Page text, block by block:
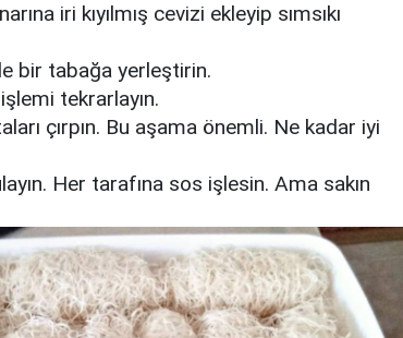
iri kıyılmış cevizi ekleyip sımsıkı
bir tabağa yerleştirin.
tekrarlayın.
çırpın. Bu aşama önemli. Ne kadar iyi
Her tarafına sos işlesin. Ama sakın